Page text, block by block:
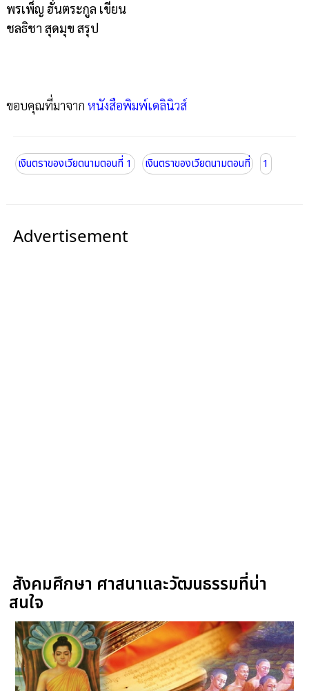
พรเพ็ญ ฮั่นตระกูล เขียน
ชลธิชา สุดมุข สรุป
ขอบคุณที่มาจาก หนังสือพิมพ์เดลินิวส์
เงินตราของเวียดนามตอนที่ 1 เงินตราของเวียดนามตอนที่ 1
Advertisement
สังคมศึกษา ศาสนาและวัฒนธรรมที่น่า
สนใจ